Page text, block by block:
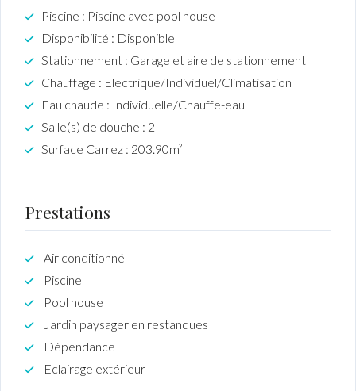
Piscine : Piscine avec pool house
Disponibilité : Disponible
Stationnement : Garage et aire de stationnement
Chauffage : Electrique/Individuel/Climatisation
Eau chaude : Individuelle/Chauffe-eau
Salle(s) de douche : 2
Surface Carrez : 203.90m²
Prestations
Air conditionné
Piscine
Pool house
Jardin paysager en restanques
Dépendance
Eclairage extérieur